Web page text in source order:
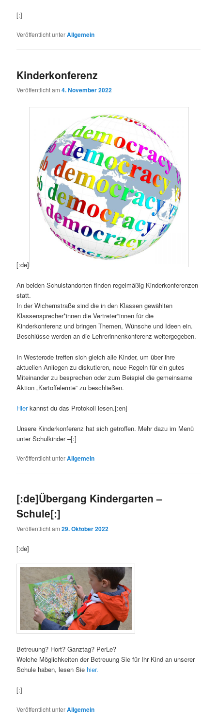
[:]
Veröffentlicht unterAllgemein
Kinderkonferenz
Veröffentlicht am4. November 2022
[:de]
An beiden Schulstandorten finden regelmäßig Kinderkonferenzen
statt.
In der Wichernstraße sind die in den Klassen gewählten
Klassensprecher*innen die Vertreter*innen für die
Kinderkonferenz und bringen Themen, Wünsche und Ideen ein.
Beschlüsse werden an die Lehrerinnenkonferenz weitergegeben.
In Westerode treffen sich gleich alle Kinder, um über ihre
aktuellen Anliegen zu diskutieren, neue Regeln für ein gutes
Miteinander zu besprechen oder zum Beispiel die gemeinsame
Aktion „Kartoffelernte“ zu beschließen.
Hierkannst du das Protokoll lesen.[:en]
Unsere Kinderkonferenz hat sich getroffen. Mehr dazu im Menü
unter Schulkinder –[:]
Veröffentlicht unterAllgemein
[:de]Übergang Kindergarten –
Schule[:]
Veröffentlicht am29. Oktober 2022
[:de]
Betreuung? Hort? Ganztag? PerLe?
Welche Möglichkeiten der Betreuung Sie für Ihr Kind an unserer
Schule haben, lesen Sie hier.
[:]
Veröffentlicht unterAllgemein